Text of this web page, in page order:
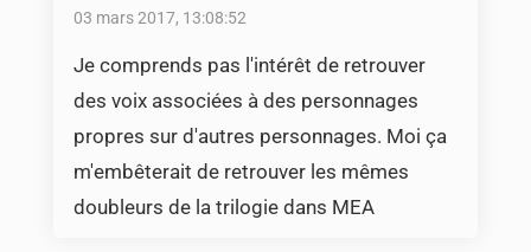
03 mars 2017, 13:08:52
Je comprends pas l'intérêt de retrouver
des voix associées à des personnages
propres sur d'autres personnages. Moi ça
m'embêterait de retrouver les mêmes
doubleurs de la trilogie dans MEA